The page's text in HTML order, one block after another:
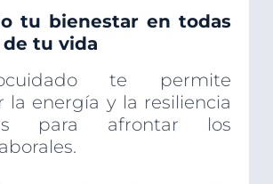
tu bienestar en todas
de tu vida
te permite
la energía y la resiliencia
para afrontar los